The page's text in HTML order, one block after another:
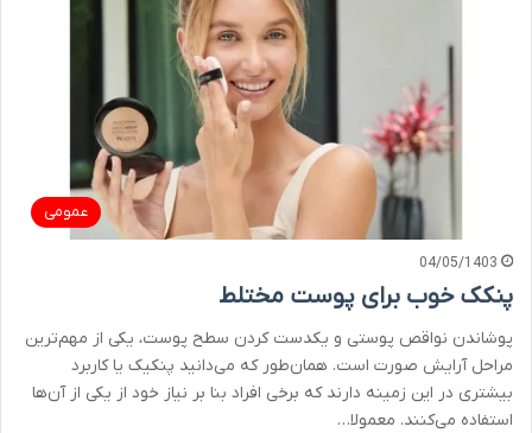
عمومی
04/05/1403
پنکک خوب برای پوست مختلط
پوشاندن نواقص پوستی و یکدست کردن سطح پوست، یکی از مهم‌ترین
مراحل آرایش صورت است. همان‌طور که می‌دانید پنکیک یا کاربرد
بیشتری در این زمینه دارند که برخی افراد بنا بر نیاز خود از یکی از آن‌ها
استفاده می‌کنند. معمولا…